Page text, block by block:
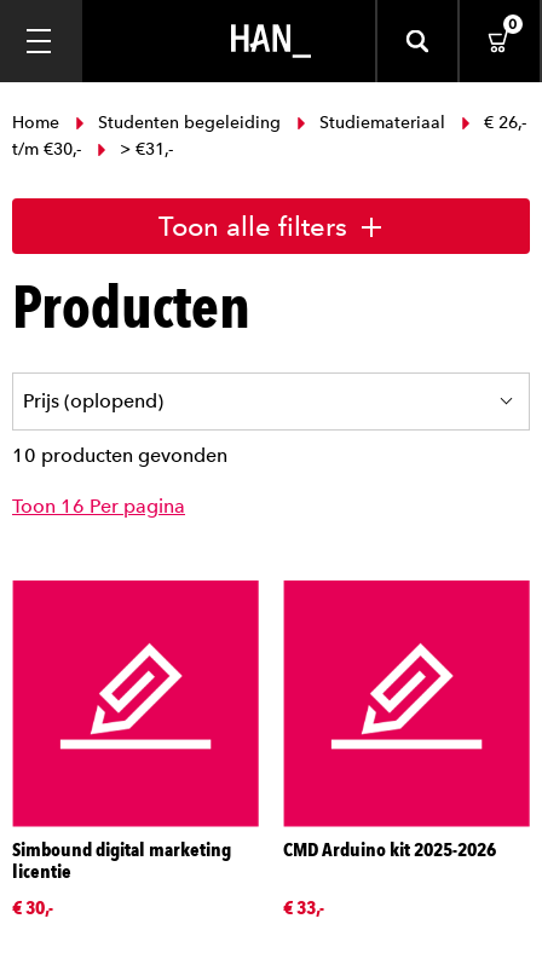
0
Home Studenten begeleiding Studiemateriaal
€ 26,-
t/m €30,-
> €31,-
Toon alle filters
Producten
10 producten gevonden
Toon 16 Per pagina
Simbound digital marketing
licentie
€ 30,-
CMD Arduino kit 2025-2026
€ 33,-